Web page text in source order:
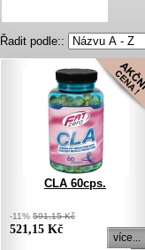
Řadit podle::
CLA 60cps.
-11% 591,15 Kč
521,15 Kč
více...